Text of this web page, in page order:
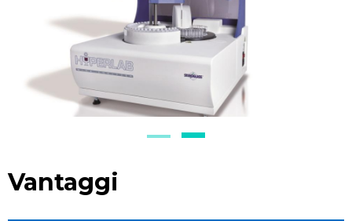
Vantaggi